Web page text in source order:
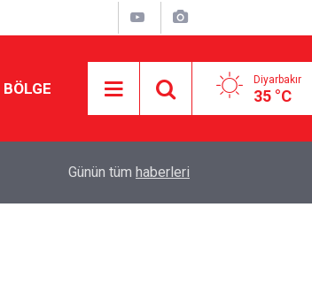
BÖLGE Diyarbakır
35 °C
Amedspor altıncı sıradaydı, ilk üçe girdi
Günün tüm haberleri